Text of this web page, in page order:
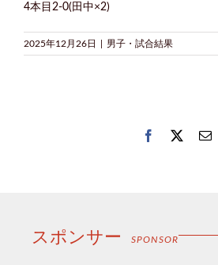
4本目2-0(田中×2)
2025年12月26日 男子・試合結果
Facebook
Twitter電
スポンサー SPONSOR